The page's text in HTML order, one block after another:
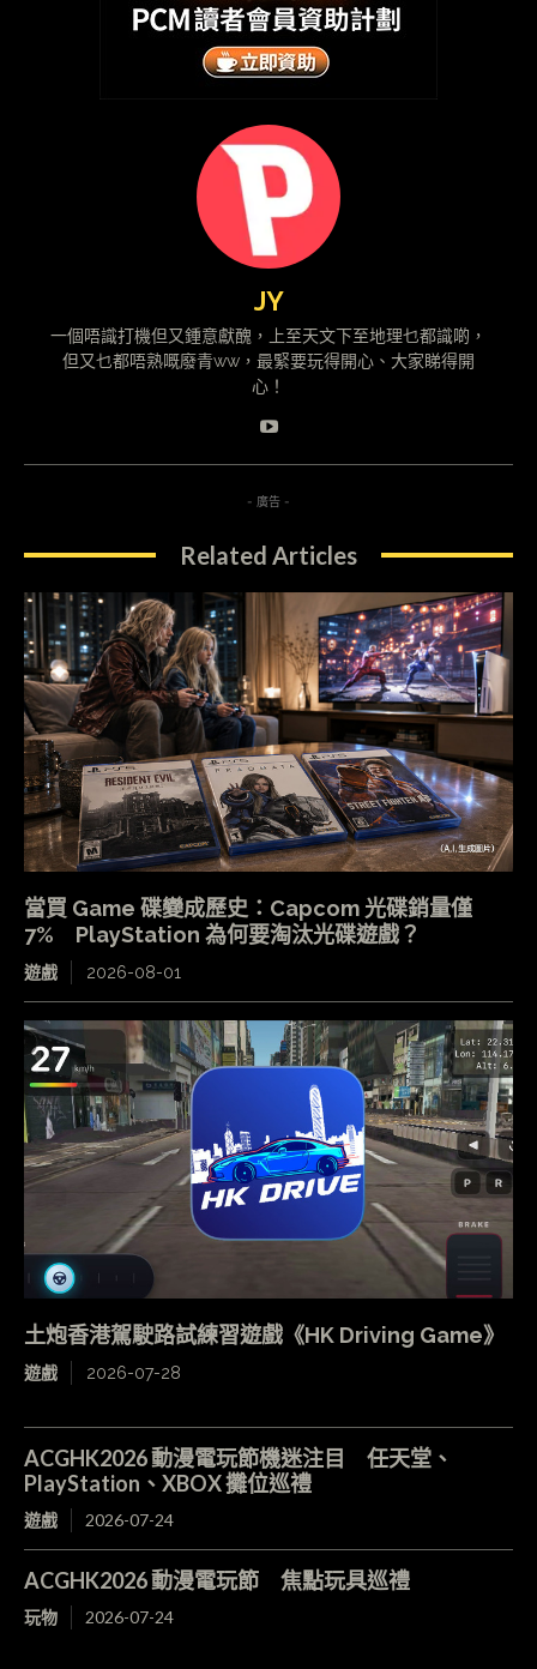
JY
一個唔識打機但又鍾意獻醜，上至天文下至地理乜都識啲，
但又乜都唔熟嘅廢青ww，最緊要玩得開心、大家睇得開
心！
- 廣告 -
Related Articles
當買 Game 碟變成歷史：Capcom 光碟銷量僅
7% PlayStation 為何要淘汰光碟遊戲？
遊戲 2026-08-01
土炮香港駕駛路試練習遊戲《HK Driving Game》
遊戲 2026-07-28
ACGHK2026 動漫電玩節機迷注目 任天堂、
PlayStation、XBOX 攤位巡禮
遊戲 2026-07-24
ACGHK2026 動漫電玩節 焦點玩具巡禮
玩物 2026-07-24